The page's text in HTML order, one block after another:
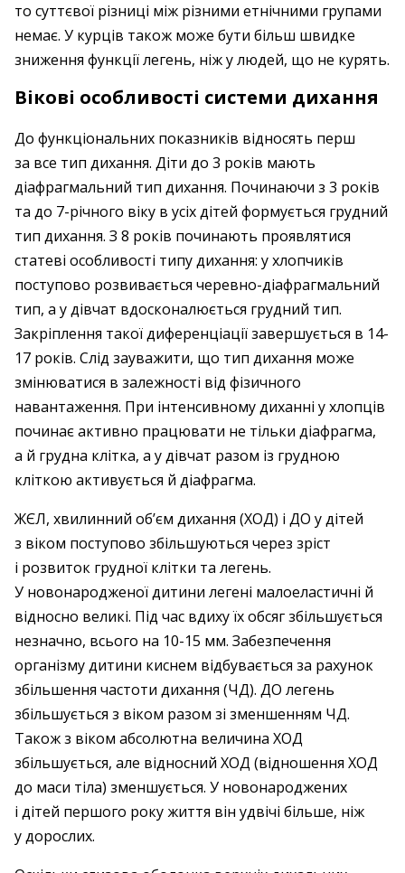
то суттєвої різниці між різними етнічними групами
немає. У курців також може бути більш швидке
зниження функції легень, ніж у людей, що не курять.
Вікові особливості системи дихання
До функціональних показників відносять перш
за все тип дихання. Діти до 3 років мають
діафрагмальний тип дихання. Починаючи з 3 років
та до 7-річного віку в усіх дітей формується грудний
тип дихання. З 8 років починають проявлятися
статеві особливості типу дихання: у хлопчиків
поступово розвивається черевно-діафрагмальний
тип, а у дівчат вдосконалюється грудний тип.
Закріплення такої диференціації завершується в 14-
17 років. Слід зауважити, що тип дихання може
змінюватися в залежності від фізичного
навантаження. При інтенсивному диханні у хлопців
починає активно працювати не тільки діафрагма,
а й грудна клітка, а у дівчат разом із грудною
кліткою активується й діафрагма.
ЖЄЛ, хвилинний об’єм дихання (ХОД) і ДО у дітей
з віком поступово збільшуються через зріст
і розвиток грудної клітки та легень.
У новонародженої дитини легені малоеластичні й
відносно великі. Під час вдиху їх обсяг збільшується
незначно, всього на 10-15 мм. Забезпечення
організму дитини киснем відбувається за рахунок
збільшення частоти дихання (ЧД). ДО легень
збільшується з віком разом зі зменшенням ЧД.
Також з віком абсолютна величина ХОД
збільшується, але відносний ХОД (відношення ХОД
до маси тіла) зменшується. У новонароджених
і дітей першого року життя він удвічі більше, ніж
у дорослих.